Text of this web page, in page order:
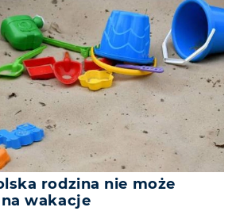
rodzina nie może
wakacje